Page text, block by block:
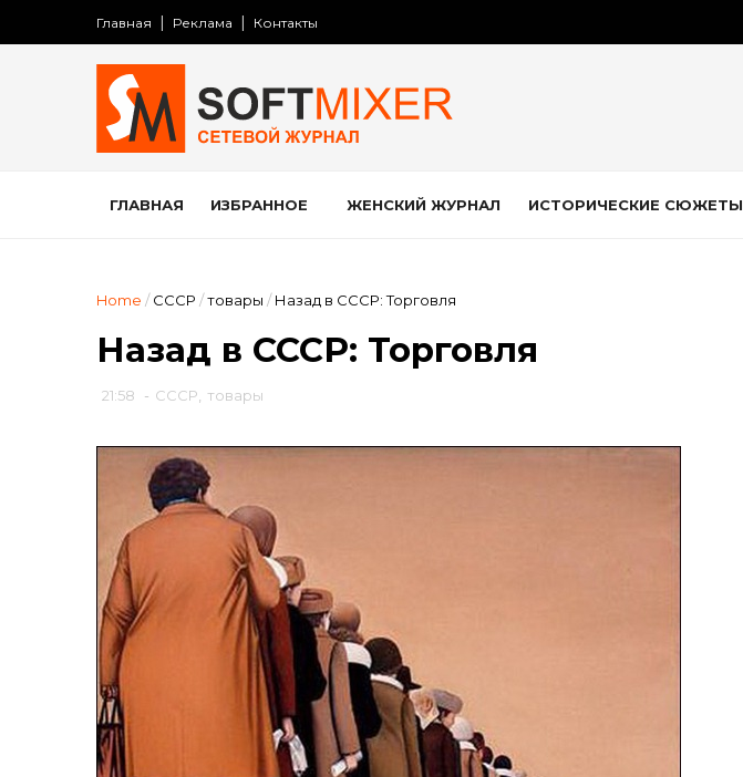
Главная Реклама Контакты
ГЛАВНАЯ ИЗБРАННОЕ ЖЕНСКИЙ ЖУРНАЛ ИСТОРИЧЕСКИЕ СЮЖЕТЫ
Home / СССР /товары / Назад в СССР: Торговля
Назад в СССР: Торговля
21:58 - СССР товары